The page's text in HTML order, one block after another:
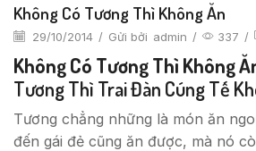
Không Có Tương Thì Không Ăn
29/10/2014 / Gửi bởi admin / 337 /
Không Có Tương Thì Không
Tương Thì Trai Đàn Cúng Tế
Tương chẳng những là món ăn
đến gái đẻ cũng ăn được, mà nó